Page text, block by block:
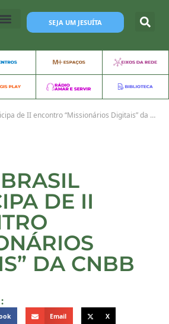
SEJA UM JESUÍTA
de II encontro “Missionários Digitais” da CNBB
DE II
DA CNBB
Email X